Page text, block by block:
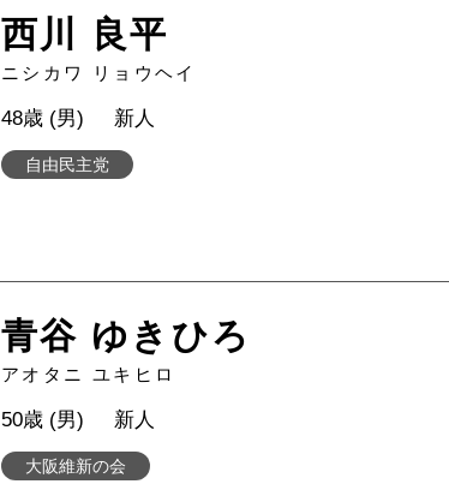
西川 良平
ニシカワ リョウヘイ
自由民主党
48歳 (男) 新人
青谷 ゆきひろ
アオタニ ユキヒロ
大阪維新の会
50歳 (男) 新人